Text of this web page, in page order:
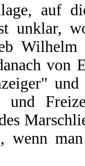
auf
unklar,
von
und